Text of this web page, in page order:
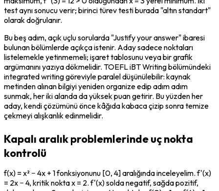
test aynı sonucu verir; birinci türev testi burada "altın standart"
olarak doğrulanır.
Bu beş adım, açık uçlu sorularda "Justify your answer" ibaresi
bulunan bölümlerde açıkça istenir. Aday sadece noktaları
listelemekle yetinmemeli; işaret tablosunu veya bir grafik
argümanını yazıya dökmelidir. TOEFL iBT Writing bölümündeki
integrated writing göreviyle paralel düşünülebilir: kaynak
metinden alınan bilgiyi yeniden organize edip adım adım
sunmak, her iki alanda da yüksek puan getirir. Bu yüzden her
aday, kendi çözümünü önce kâğıda kabaca çizip sonra temize
çekmeyi alışkanlık edinmelidir.
Kapalı aralık problemlerinde uç nokta
kontrolü
f(x) = x² − 4x + 1 fonksiyonunu [0, 4] aralığında inceleyelim. f'(x)
= 2x − 4, kritik nokta x = 2. f'(x) solda negatif, sağda pozitif,